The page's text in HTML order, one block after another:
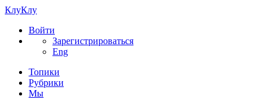
КлуКлу
Войти
Зарегистрироваться
Eng
Топики
Рубрики
Мы